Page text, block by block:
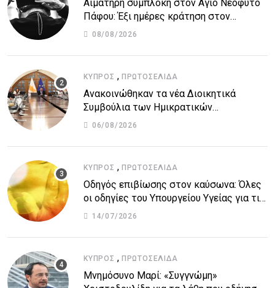
Αιματηρή συμπλοκή στον Άγιο Νεόφυτο
Πάφου: Έξι ημέρες κράτηση στον
51χρονο μοναχό
08/08/2026
ΚΎΠΡΟΣ , ΠΡΩΤΟΣΈΛΙΔΑ
Ανακοινώθηκαν τα νέα Διοικητικά
Συμβούλια των Ημικρατικών
Οργανισμών – Όλη η λίστα με τα
06/08/2026
ΚΎΠΡΟΣ , ΠΡΩΤΟΣΈΛΙΔΑ
Οδηγός επιβίωσης στον καύσωνα: Όλες
οι οδηγίες του Υπουργείου Υγείας για τις
υψηλές θερμοκρασίες
14/07/2026
ΚΎΠΡΟΣ , ΠΡΩΤΟΣΈΛΙΔΑ
Μνημόσυνο Μαρί: «Συγγνώμη»